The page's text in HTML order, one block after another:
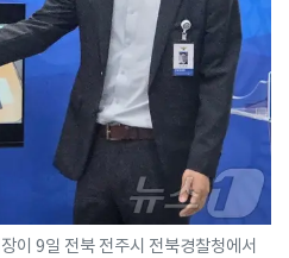
이 9일 전북 전주시 전북경찰청에서